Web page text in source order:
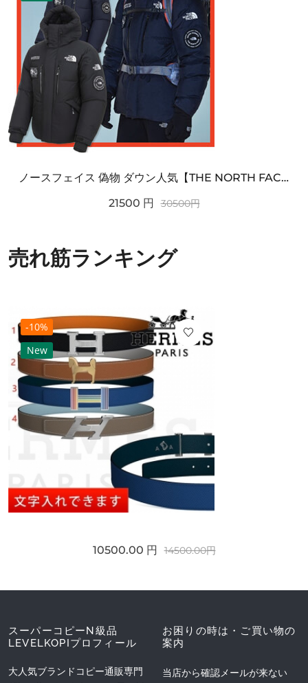
ノースフェイス 偽物 ダウン人気【THE NORTH FACE】M'S 7 SUMMIT HIM...
21500 円 30500円
売れ筋ランキング
-10%
New
10500.00 円 14500.00円
スーパーコピーN級品
LEVELKOPIプロフィール
大人気ブランドコピー通販専門
お困りの時は・ご買い物の
案内
当店から確認メールが来ない